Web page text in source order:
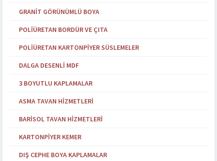
GRANIT GÖRÜNÜMLÜ BOYA
POLIÜRETAN BORDÜR VE ÇITA
POLIÜRETAN KARTONPIYER SÜSLEMELER
DALGA DESENLI MDF
3 BOYUTLU KAPLAMALAR
ASMA TAVAN HIZMETLERI
BARISOL TAVAN HIZMETLERI
KARTONPIYER KEMER
DIŞ CEPHE BOYA KAPLAMALAR